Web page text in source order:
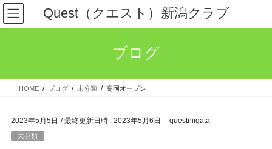
コ
ン
テ
ス
ナ
ビ
ゲ
ン
Quest（クエスト）新潟クラブ
ブログ
HOME ブログ 未分類 高岡オープン
2023年5月5日 / 最終更新日時 : 2023年5月6日 questniigata
未分類